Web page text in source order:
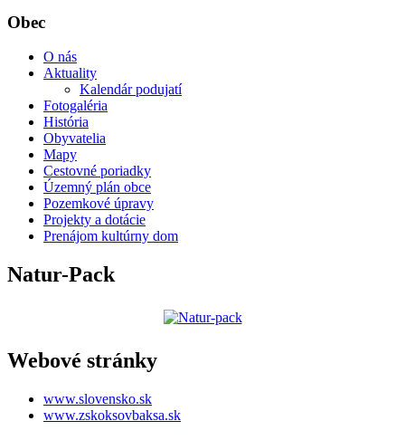
Obec
O nás
Aktuality
Kalendár podujatí
Fotogaléria
História
Obyvatelia
Mapy
Cestovné poriadky
Územný plán obce
Pozemkové úpravy
Projekty a dotácie
Prenájom kultúrny dom
Natur-Pack
Webové stránky
www.slovensko.sk
www.zskoksovbaksa.sk